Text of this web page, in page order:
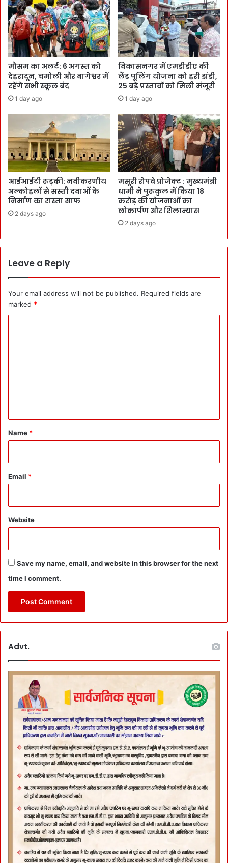
मौसम का अलर्ट: 6 अगस्त को
देहरादून, चमोली और बागेश्वर में
रहेंगे सभी स्कूल बंद
1 day ago
विकासनगर में एमडीडीए की
लैंड पूलिंग योजना को हरी झंडी,
25 बड़े प्रस्तावों को मिली मंजूरी
1 day ago
आईआईटी रुड़की: नवीकरणीय
अल्कोहलों से सस्ती दवाओं के
निर्माण का रास्ता साफ
2 days ago
मसूरी रोपवे प्रोजेक्ट : मुख्‍यमंत्री
धामी ने पुरुकुल में किया 18
करोड़ की योजनाओं का
लोकार्पण और शिलान्यास
2 days ago
Leave a Reply
Your email address will not be published. Required fields are
marked *
*
Name *
Email *
Website
Save my name, email, and website in this browser for the next
time I comment.
Advt.